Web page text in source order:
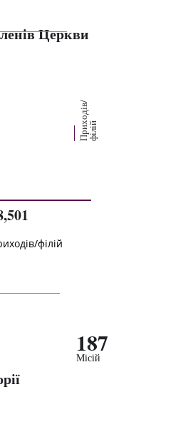
Церкви
П
р
их
о
д
і
в
/
ф
і
л
ій
філій
187
Місій